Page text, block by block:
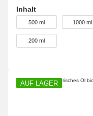
Inhalt
wählen
500 ml 1000 ml
200 ml
AUF LAGER